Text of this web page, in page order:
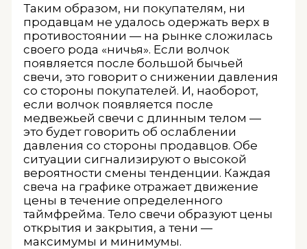
Таким образом, ни покупателям, ни
продавцам не удалось одержать верх в
противостоянии — на рынке сложилась
своего рода «ничья». Если волчок
появляется после большой бычьей
свечи, это говорит о снижении давления
со стороны покупателей. И, наоборот,
если волчок появляется после
медвежьей свечи с длинным телом —
это будет говорить об ослаблении
давления со стороны продавцов. Обе
ситуации сигнализируют о высокой
вероятности смены тенденции. Каждая
свеча на графике отражает движение
цены в течение определенного
таймфрейма. Тело свечи образуют цены
открытия и закрытия, а тени —
максимумы и минимумы.